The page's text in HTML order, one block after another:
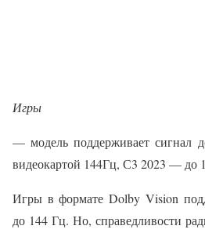
Игры
— модель поддерживает сигнал
видеокартой 144Гц, С3 2023 — до
Игры в формате Dolby Vision
до 144 Гц. Но, справедливости